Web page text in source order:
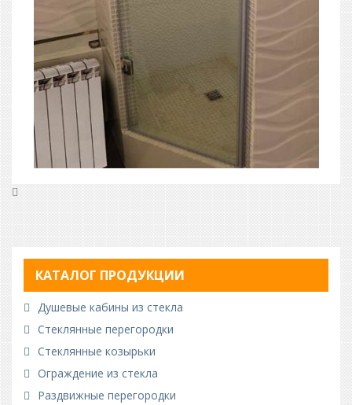
КАТАЛОГ ПРОДУКЦИИ
Душевые кабины из стекла
Стеклянные перегородки
Стеклянные козырьки
Ограждение из стекла
Раздвижные перегородки